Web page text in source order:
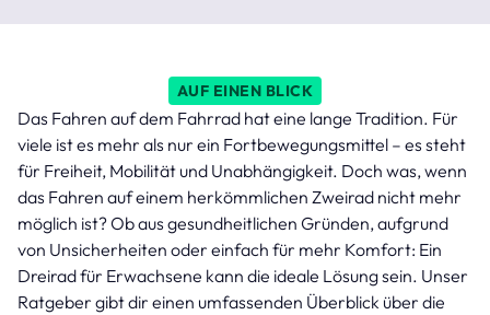
AUF EINEN BLICK
Das Fahren auf dem Fahrrad hat eine lange Tradition. Für
viele ist es mehr als nur ein Fortbewegungsmittel – es steht
für Freiheit, Mobilität und Unabhängigkeit. Doch was, wenn
das Fahren auf einem herkömmlichen Zweirad nicht mehr
möglich ist? Ob aus gesundheitlichen Gründen, aufgrund
von Unsicherheiten oder einfach für mehr Komfort: Ein
Dreirad für Erwachsene kann die ideale Lösung sein. Unser
Ratgeber gibt dir einen umfassenden Überblick über die